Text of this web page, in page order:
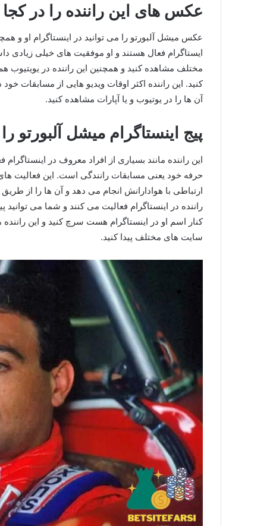
عکس های این راننده را در
عکس میشل آلبورتو را می توانید در اینستاگرام او و
ایستاگرام فعال هستند و او موفقیت های خیلی زیادی
مختلف مشاهده کنید و همچنین این راننده در یویتیوب
کنید. این راننده اکثر اوقات ویدیو هایی از مسابقات
آن ها را در یوتیوب و یا آپارات مشاهده کنید.
پیج اینستاگرام میشل آلبورتو
این راننده مانند بسیاری از افراد معروف در
حرفه خود یعنی مسابقات رانندگی است. این فعالیت
ارتباطی با هوادارانش انجام می دهد و آن ها را از
راننده در اینستاگرام فعالیت می کنند و شما می
کنار اسم او در اینستاگرام هست سرچ کنید و این
سایت های مختلف پیدا کنید.